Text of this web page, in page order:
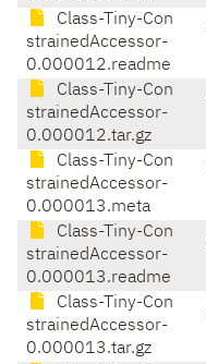
Class-Tiny-Con
strainedAccessor-
0.000012.readme
Class-Tiny-Con
strainedAccessor-
0.000012.tar.gz
Class-Tiny-Con
strainedAccessor-
0.000013.meta
Class-Tiny-Con
strainedAccessor-
0.000013.readme
Class-Tiny-Con
strainedAccessor-
0.000013.tar.gz